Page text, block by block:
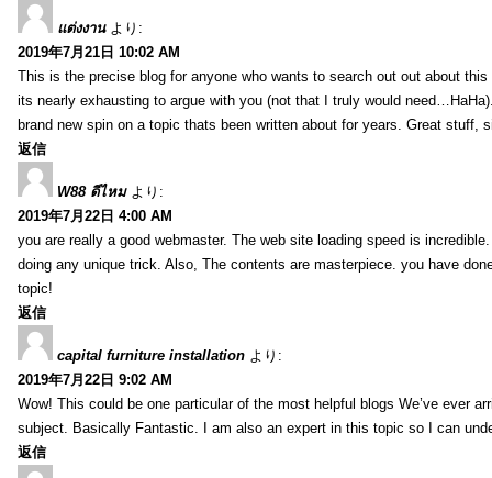
แต่งงาน より:
2019年7月21日 10:02 AM
This is the precise blog for anyone who wants to search out out about
its nearly exhausting to argue with you (not that I truly would
brand new spin on a topic thats been written about for years. Great stuff,
返信
W88 ดีไหม より:
2019年7月22日 4:00 AM
you are really a good webmaster. The web site loading speed is
doing any unique trick. Also, The contents are masterpiece. you have
topic!
返信
capital furniture installation より:
2019年7月22日 9:02 AM
Wow! This could be one particular of the most helpful blogs We’ve ever
subject. Basically Fantastic. I am also an expert in this topic so I can
返信